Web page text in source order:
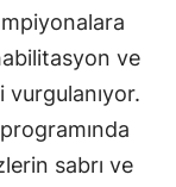
ve
vurgulanıyor.
sabrı ve